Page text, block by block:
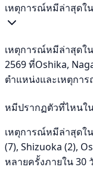
เหตุการณ์หมีล่าสุดใ
เหตุการณ์หมีล่าสุดใ
2569 ที่Oshika,
ตำแหน่งและเหตุกา
หมีปรากฏตัวที่ไหนใน
เหตุการณ์หมีล่าสุดใ
(7), Shizuoka (2),
หลายครั้งภายใน 30